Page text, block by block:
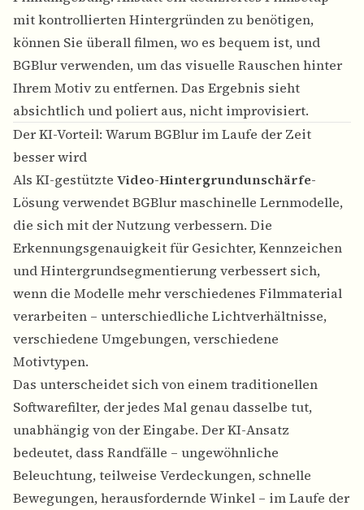
mit kontrollierten Hintergründen zu benötigen,
können Sie überall filmen, wo es bequem ist, und
BGBlur verwenden, um das visuelle Rauschen hinter
Ihrem Motiv zu entfernen. Das Ergebnis sieht
absichtlich und poliert aus, nicht improvisiert.
Der KI-Vorteil: Warum BGBlur im Laufe der Zeit
besser wird
Als KI-gestützte Video-Hintergrundunschärfe-
Lösung verwendet BGBlur maschinelle Lernmodelle,
die sich mit der Nutzung verbessern. Die
Erkennungsgenauigkeit für Gesichter,Kennzeichen
und Hintergrundsegmentierung verbessert sich,
wenn die Modelle mehr verschiedenes Filmmaterial
verarbeiten – unterschiedliche Lichtverhältnisse,
verschiedene Umgebungen, verschiedene
Motivtypen.
Das unterscheidet sich von einem traditionellen
Softwarefilter, der jedes Mal genau dasselbe tut,
unabhängig von der Eingabe. Der KI-Ansatz
bedeutet, dass Randfälle – ungewöhnliche
Beleuchtung, teilweise Verdeckungen, schnelle
Bewegungen, herausfordernde Winkel – im Laufe der